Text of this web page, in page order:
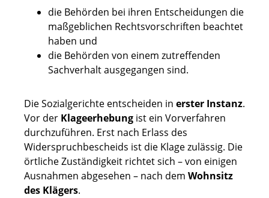
die Behörden bei ihren Entscheidungen die
maßgeblichen Rechtsvorschriften beachtet
haben und
die Behörden von einem zutreffenden
Sachverhalt ausgegangen sind.
Die Sozialgerichte entscheiden in erster Instanz.
Vor der Klageerhebung ist ein Vorverfahren
durchzuführen. Erst nach Erlass des
Widerspruchbescheids ist die Klage zulässig. Die
örtliche Zuständigkeit richtet sich – von einigen
Ausnahmen abgesehen – nach dem Wohnsitz
des Klägers.